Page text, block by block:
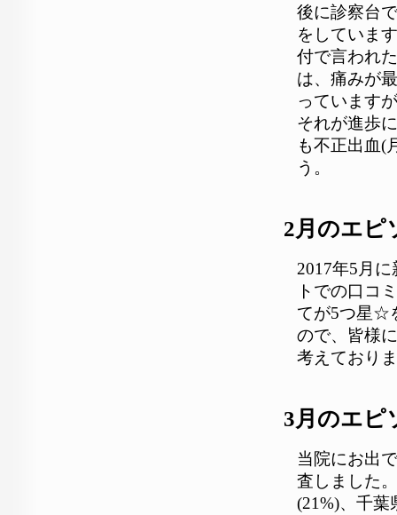
後に診察台
をしていま
付で言われ
は、痛みが
っています
それが進歩
も不正出血(
う。
2月のエピ
2017年5月
トでの口コ
てが5つ星☆
ので、皆様
考えており
3月のエピ
当院にお出
査しました
(21%)、千葉